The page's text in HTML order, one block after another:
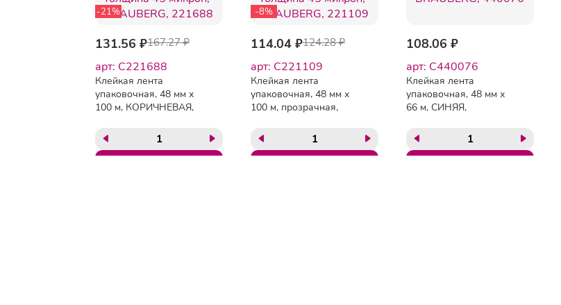
-21%
131.56 ₽167.27 ₽
арт: C221688
Клейкая лента
упаковочная, 48 мм х
100 м, КОРИЧНЕВАЯ,
BRAUBERG, 221688
-8%
114.04 ₽124.28 ₽
арт: C221109
Клейкая лента
упаковочная, 48 мм х
100 м, прозрачная,
BRAUBERG, 221109
108.06 ₽
арт: C440076
Клейкая лента
упаковочная, 48 мм х
66 м, СИНЯЯ,
BRAUBERG, 440076